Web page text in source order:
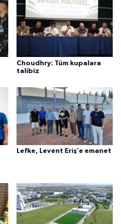
Choudhry: Tüm kupalara
talibiz
Lefke, Levent Eriş’e emanet